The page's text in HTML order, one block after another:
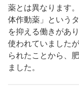
薬とは異なります
体作動薬」という
を抑える働きがあ
使われていました
られたことから、
ました。